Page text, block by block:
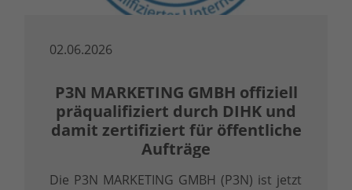
02.06.2026
P3N MARKETING GMBH offiziell
präqualifiziert durch DIHK und
damit zertifiziert für öffentliche
Aufträge
Die P3N MARKETING GMBH (P3N) ist jetzt